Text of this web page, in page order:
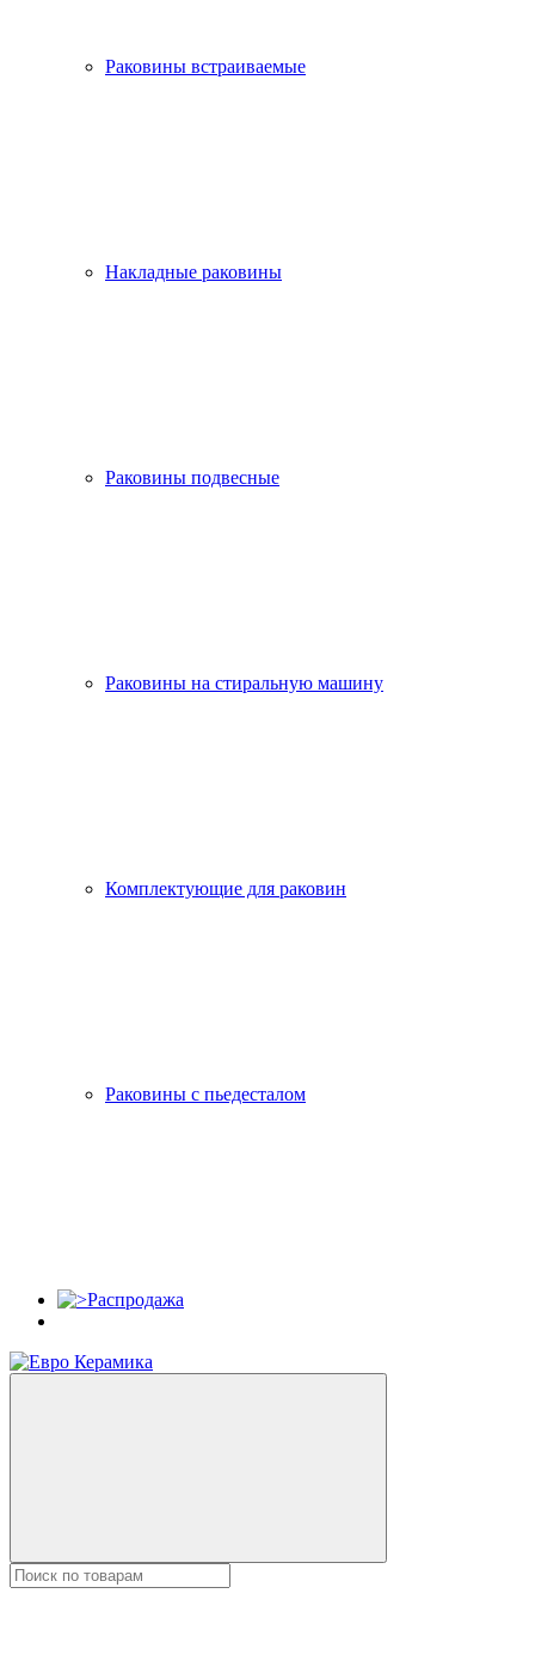
Раковины встраиваемые
Накладные раковины
Раковины подвесные
Раковины на стиральную машину
Комплектующие для раковин
Раковины с пьедесталом
Распродажа